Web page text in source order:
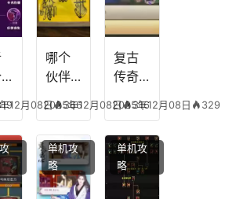
12月08日 366
哪个
伙伴
心符
技
能，
失心
符命
2025年12月08日 316
复古
传奇
平民
搭配
阵
容，
复古
2025年12月08日 329
单机攻
略
单机攻
略